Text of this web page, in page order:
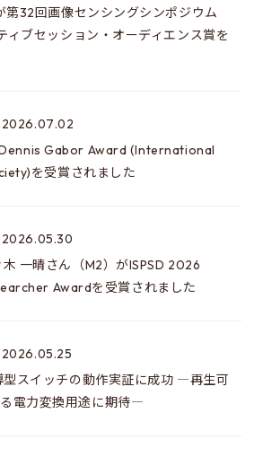
て
イダンス情報について
第32回画像センシングシンポジウム
ィブセッション・オーディエンス賞を
2026.07.02
Dennis Gabor Award (International
を受賞されました
2026.05.30
一晴さん（M2）がISPSD 2026
Awardを受賞されました
2026.05.25
スイッチの動作実証に成功 ―再生可
電力変換用途に期待―